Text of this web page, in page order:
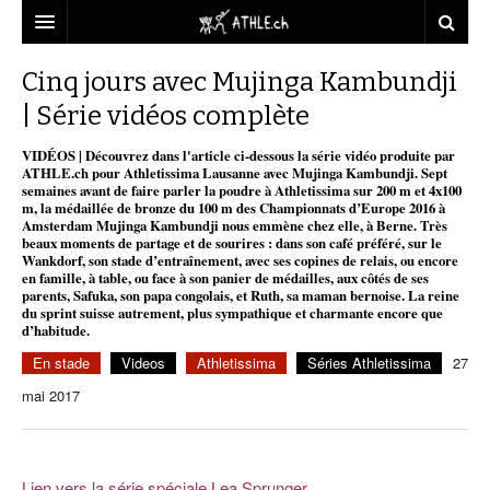
DOSSIERS
CHRONIQUES
TOUT
MICHEL HERREN
REPORTAGES
DOPAGE
GALERIES
STATISTIQUES
STATISTIQUES
MINIMA
PARTENAIRES
CNP
PARTENAIRES
CLUBS PARTENAIRES
VIDEOS
ATHLE.CH
CLUB D’ATHLÉTISME
CHARTE ÉDITORIALE
ATHLE.CH RÉGIONS
ATHLE.CH RÉGIONS | GENÈVE
TIMELINE
Cinq jours avec Mujinga Kambundji
| Série vidéos complète
VIDÉOS | Découvrez dans l'article ci-dessous la série vidéo produite par
ATHLE.ch pour Athletissima Lausanne avec Mujinga Kambundji. Sept
semaines avant de faire parler la poudre à Athletissima sur 200 m et 4x100
m, la médaillée de bronze du 100 m des Championnats d’Europe 2016 à
Amsterdam Mujinga Kambundji nous emmène chez elle, à Berne. Très
beaux moments de partage et de sourires : dans son café préféré, sur le
Wankdorf, son stade d’entraînement, avec ses copines de relais, ou encore
en famille, à table, ou face à son panier de médailles, aux côtés de ses
parents, Safuka, son papa congolais, et Ruth, sa maman bernoise. La reine
du sprint suisse autrement, plus sympathique et charmante encore que
d’habitude.
En stade Videos Athletissima Séries Athletissima
27
mai 2017